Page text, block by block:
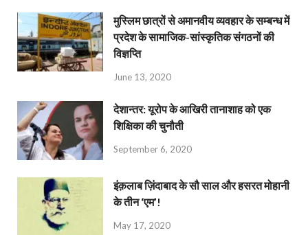
मुस्लिम छात्रों से अमानवीय व्यवहार के सम्बन्ध में
प्रदेश के सामाजिक-सांस्कृतिक संगठनों की
विज्ञप्ति
June 13, 2020
देशान्‍तर: यूरोप के आखिरी तानाशाह को एक
शिक्षिका की चुनौती
September 6, 2020
इंक़लाब ज़िंदाबाद के सौ साल और हसरत मोहानी
के तीन ‘एम’!
May 17, 2020